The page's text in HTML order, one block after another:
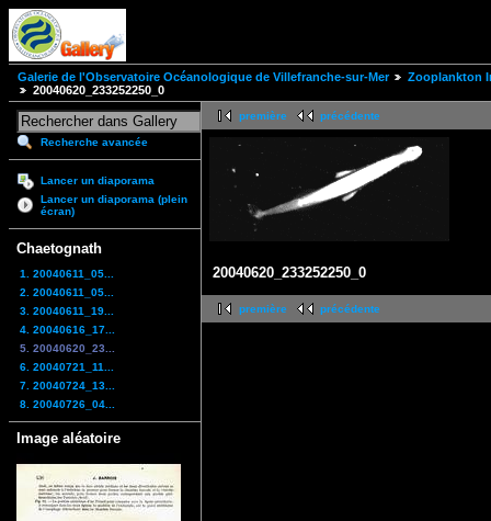
Galerie de l'Observatoire Océanologique de Villefranche-sur-Mer
Zooplankton
20040620_233252250_0
Recherche avancée
Lancer un diaporama
Lancer un diaporama (plein
écran)
Chaetognath
1. 20040611_05...
2. 20040611_05...
3. 20040611_19...
4. 20040616_17...
5. 20040620_23...
6. 20040721_11...
7. 20040724_13...
8. 20040726_04...
Image aléatoire
première précédente
20040620_233252250_0
première précédente